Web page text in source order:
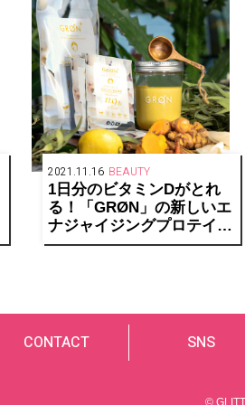
2021.11.16 BEAUTY
1日分のビタミンDがとれ
る！「GRØN」の新しいエ
ナジャイジングプロテイン
が、毎日をエネルギッシュ
CONTACT SNS